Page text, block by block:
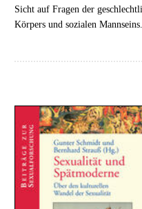
Sicht auf Fragen der
Körpers und sozialen Mannseins.